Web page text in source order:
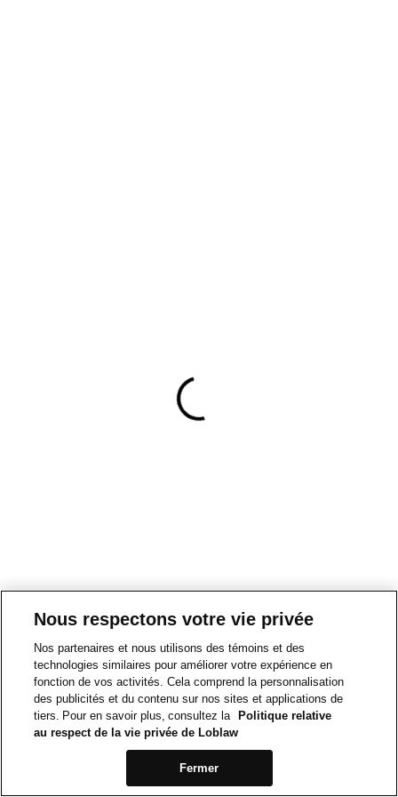
Nous respectons votre vie privée
Nos partenaires et nous utilisons des témoins et des
technologies similaires pour améliorer votre expérience en
fonction de vos activités. Cela comprend la personnalisation
des publicités et du contenu sur nos sites et applications de
tiers. Pour en savoir plus, consultez la
Politique relative
au respect de la vie privée de Loblaw
Fermer